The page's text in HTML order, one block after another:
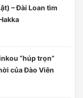
– Đài Loan tìm
“húp trọn”
của Đào Viên